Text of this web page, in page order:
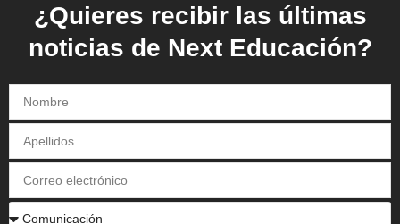
¿Quieres recibir las últimas
noticias de Next Educación?